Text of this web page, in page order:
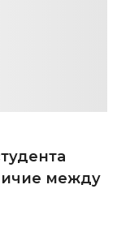
между